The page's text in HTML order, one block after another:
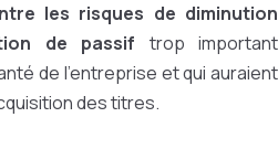
les risques de diminution
de passif trop important
de l’entreprise et qui auraient
des titres.